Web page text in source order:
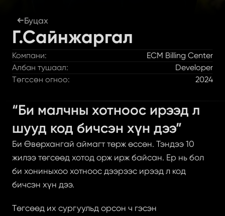
Буцах
Г.Сайнжаргал
Компани:
ECM Billing Center
Албан тушаал:
Developer
Төгссөн огноо:
2024
“Би малчны хотноос ирээд л
шууд код бичсэн хүн дээ”
Би Өвөрхангай аймагт төрж өссөн. Тэндээ 10
жилээ төгсөөд хотод орж ирж байсан. Ер нь бол
би хониныхоо хотноос дээрээс ирээд л код
бичсэн хүн дээ.
Төгсөөд их сургуульд орсон ч гэсэн